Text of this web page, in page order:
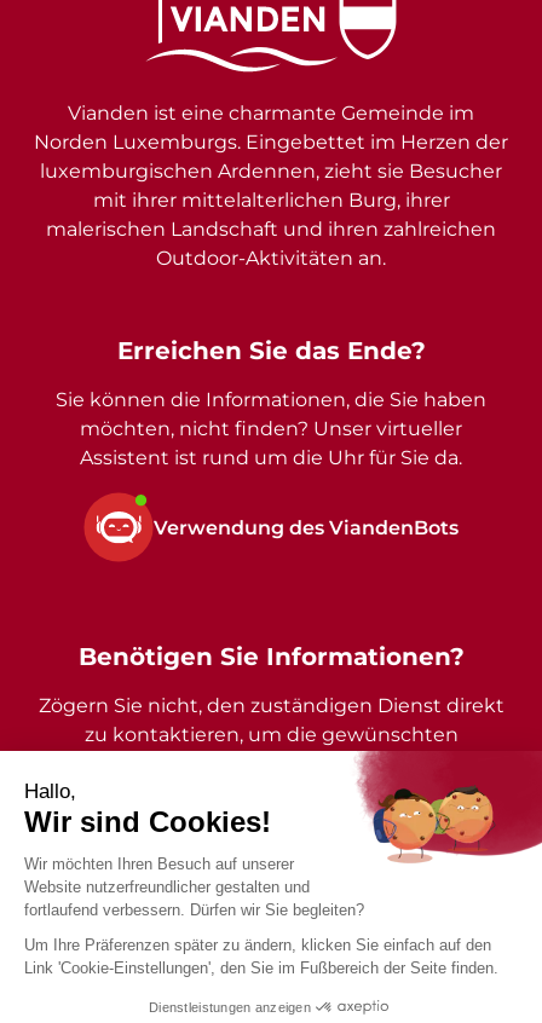
Erreichen Sie das Ende?
Sie können die Informationen, die Sie haben
möchten, nicht finden? Unser virtueller
Assistent ist rund um die Uhr für Sie da.
Verwendung des ViandenBots
Vianden ist eine charmante Gemeinde im
Norden Luxemburgs. Eingebettet im Herzen der
luxemburgischen Ardennen, zieht sie Besucher
mit ihrer mittelalterlichen Burg, ihrer
malerischen Landschaft und ihren zahlreichen
Outdoor-Aktivitäten an.
Benötigen Sie Informationen?
Zögern Sie nicht, den zuständigen Dienst direkt
zu kontaktieren, um die gewünschten
Auskünfte zu erhalten.
2026 - Gemeinde Vianden - Alle Rechte vorbehalten
Impressum
Datenschutzrichtlinie